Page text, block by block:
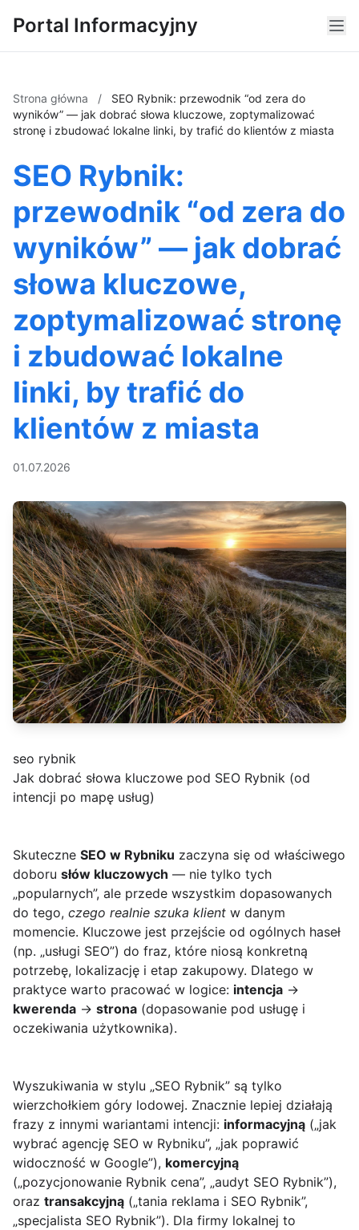
Portal Informacyjny
Strona główna /
SEO Rybnik: przewodnik “od zera do
wyników” — jak dobrać słowa kluczowe, zoptymalizować
stronę i zbudować lokalne linki, by trafić do klientów z miasta
SEO Rybnik:
przewodnik “od zera do
wyników” — jak dobrać
słowa kluczowe,
zoptymalizować stronę
i zbudować lokalne
linki, by trafić do
klientów z miasta
01.07.2026
seo rybnik
Jak dobrać słowa kluczowe pod SEO Rybnik (od
intencji po mapę usług)
Skuteczne SEO w Rybniku zaczyna się od właściwego
doboru słów kluczowych — nie tylko tych
„popularnych”, ale przede wszystkim dopasowanych
do tego, czego realnie szuka klient w danym
momencie. Kluczowe jest przejście od ogólnych haseł
(np. „usługi SEO”) do fraz, które niosą konkretną
potrzebę, lokalizację i etap zakupowy. Dlatego w
praktyce warto pracować w logice: intencja →
kwerenda → strona (dopasowanie pod usługę i
oczekiwania użytkownika).
Wyszukiwania w stylu „SEO Rybnik” są tylko
wierzchołkiem góry lodowej. Znacznie lepiej działają
frazy z innymi wariantami intencji: informacyjną („jak
wybrać agencję SEO w Rybniku”, „jak poprawić
widoczność w Google”), komercyjną
(„pozycjonowanie Rybnik cena”, „audyt SEO Rybnik”),
oraz transakcyjną („tania reklama i SEO Rybnik”,
„specjalista SEO Rybnik”). Dla firmy lokalnej to